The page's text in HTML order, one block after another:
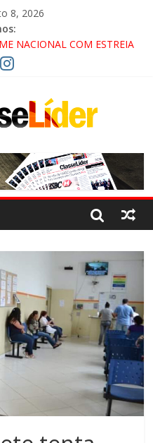
8, 2026
NACIONAL COM ESTREIA
SERÁ BLOQUEADO NO FIM
E QUELUZ NA RETA FINAL